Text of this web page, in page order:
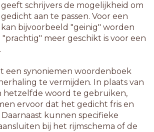
geeft schrijvers de mogelijkheid om
aan te passen. Voor een
bijvoorbeeld "geinig" worden
meer geschikt is voor een
een synoniemen woordenboek
te vermijden. In plaats van
hetzelfde woord te gebruiken,
ervoor dat het gedicht fris en
kunnen specifieke
bij het rijmschema of de